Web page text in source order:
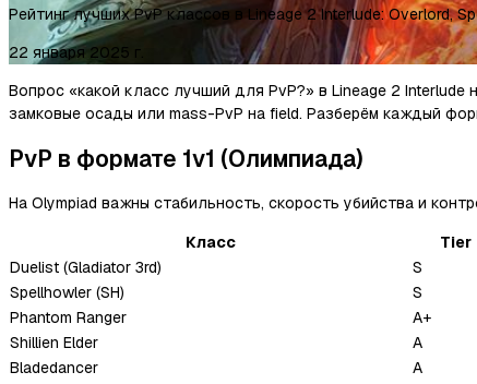
Рейтинг лучших PvP классов в Lineage 2 Interlude: Overlord,
22 января 2025 г.
Вопрос «какой класс лучший для PvP?» в Lineage 2
замковые осады или mass-PvP на field. Разберём каждый
PvP в формате 1v1 (Олимпиада)
На Olympiad важны стабильность, скорость убийства и
Класс
Tier
Duelist (Gladiator 3rd)
S
Spellhowler (SH)
S
Phantom Ranger
A+
Shillien Elder
A
Bladedancer
A